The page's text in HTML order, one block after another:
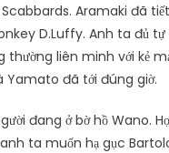
Aramaki đã
D.Luffy. Anh ta đủ
liên minh với kẻ
Yamato đã tới đúng giờ.
đang ở bờ hồ Wano.
ta muốn hạ gục